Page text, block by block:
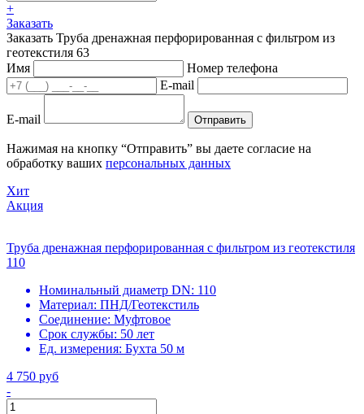
+
Заказать
Заказать Труба дренажная перфорированная с фильтром из
геотекстиля 63
Имя
Номер телефона
E-mail
E-mail Отправить
Нажимая на кнопку “Отправить” вы даете согласие на
обработку ваших персональных данных
Хит
Акция
Труба дренажная перфорированная с фильтром из геотекстиля
110
Номинальный диаметр DN: 110
Материал: ПНД/Геотекстиль
Соединение: Муфтовое
Срок службы: 50 лет
Ед. измерения: Бухта 50 м
4 750 руб
-